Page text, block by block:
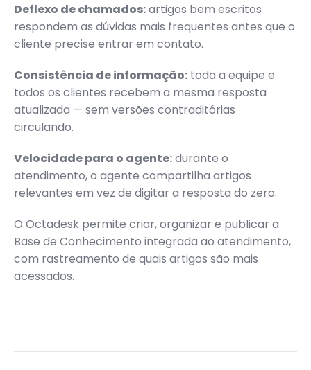
Deflexo de chamados:artigos bem escritos
respondem as dúvidas mais frequentes antes que o
cliente precise entrar em contato.
Consistência de informação: toda a equipe e
todos os clientes recebem a mesma resposta
atualizada — sem versões contraditórias
circulando.
Velocidade para o agente:durante o
atendimento, o agente compartilha artigos
relevantes em vez de digitar a resposta do zero.
O Octadesk permite criar, organizar e publicar a
Base de Conhecimento integrada ao atendimento,
com rastreamento de quais artigos são mais
acessados.